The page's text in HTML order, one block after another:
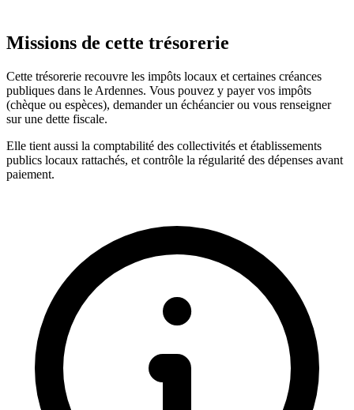
Missions de cette trésorerie
Cette trésorerie recouvre les impôts locaux et certaines créances
publiques dans le Ardennes. Vous pouvez y payer vos impôts
(chèque ou espèces), demander un échéancier ou vous renseigner
sur une dette fiscale.
Elle tient aussi la comptabilité des collectivités et établissements
publics locaux rattachés, et contrôle la régularité des dépenses avant
paiement.